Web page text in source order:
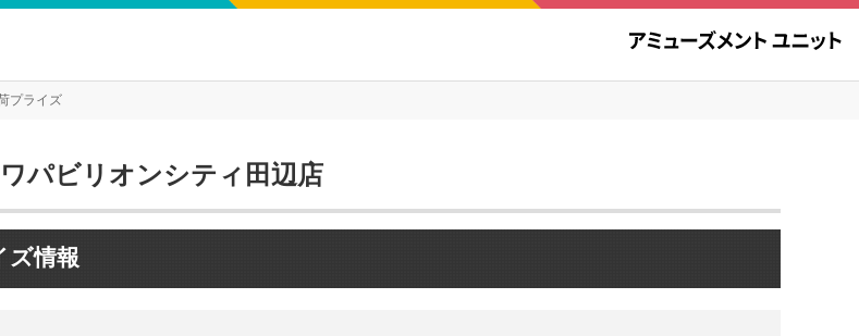
プライズ
パビリオンシティ田辺店
ズ情報